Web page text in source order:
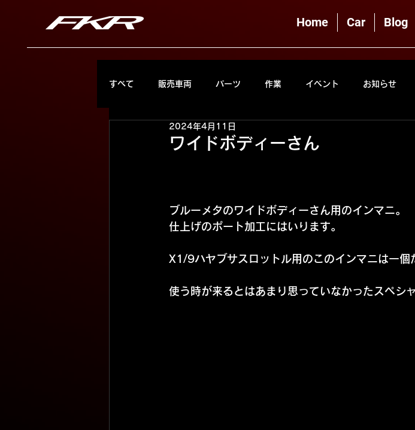
Home Car Blog
すべて 販売車両 パーツ 作業 イベント お知らせ
ワイドボディーさん
2024年4月11日
ブルーメタのワイドボディーさん用のインマニ。
仕上げのポート加工にはいります。
X1/9ハヤブサスロットル用のこのインマニは一個
使う時が来るとはあまり思っていなかったスペシ